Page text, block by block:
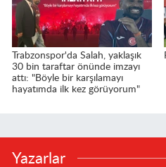
Trabzonspor'da Salah, yaklaşık
30 bin taraftar önünde imzayı
attı: "Böyle bir karşılamayı
hayatımda ilk kez görüyorum"
Yazarlar